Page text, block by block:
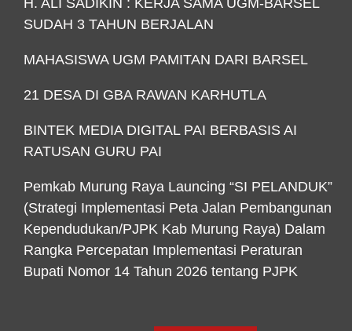
SUDAH 3 TAHUN BERJALAN
MAHASISWA UGM PAMITAN DARI BARSEL
21 DESA DI GBA RAWAN KARHUTLA
BINTEK MEDIA DIGITAL PAI BERBASIS AI
RATUSAN GURU PAI
Pemkab Murung Raya Launcing “SI PELANDUK”
(Strategi Implementasi Peta Jalan Pembangunan
Kependudukan/PJPK Kab Murung Raya) Dalam
Rangka Percepatan Implementasi Peraturan
Bupati Nomor 14 Tahun 2026 tentang PJPK